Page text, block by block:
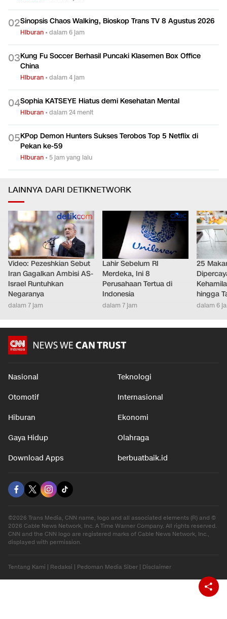
02Sinopsis Chaos Walking, Bioskop Trans TV 8 Agustus 2026
Hiburan •dalam 6 jam
03Kung Fu Soccer Berhasil Puncaki Klasemen Box Office
China
Hiburan •dalam 4 jam
04Sophia KATSEYE Hiatus demi Kesehatan Mental
Hiburan •dalam 24 menit
05KPop Demon Hunters Sukses Terobos Top 5 Netflix di
Pekan ke-59
Hiburan • 5 jam yang lalu
LAINNYA DARI DETIKNETWORK
Video: Pezeshkian Sebut
Iran Gagalkan Ambisi AS-
Israel Runtuhkan
Negaranya
dalam 7 jam
Lahir Sebelum RI
Merdeka, Ini 8
Perusahaan Tertua di
Indonesia
dalam 7 jam
25
hingga
dalam 6
Nasional Teknologi
Otomotif Internasional
Hiburan Ekonomi
Gaya Hidup Olahraga
Download Apps berbuatbaik.id
©2026 Trans Media, CNN name, logo and all associated elements (R) and ©
2026 Cable News Network, Inc. A Time Warner Company. All rights reserved.
CNN and the CNN logo are registered marks of Cable News Network, Inc.,
displayed with permission.
Tentang Kami Redaksi Pedoman Media Siber Disclaimer